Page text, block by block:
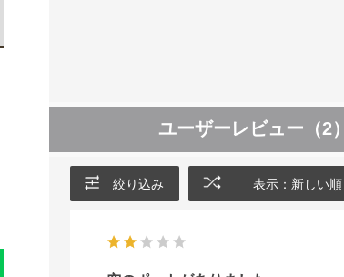
ユーザーレビュー （2）
絞り込み 表示：新しい順